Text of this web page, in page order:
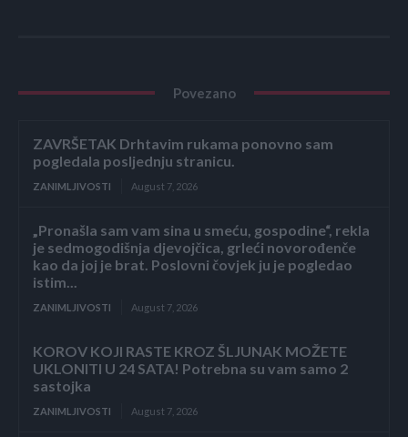
Povezano
ZAVRŠETAK Drhtavim rukama ponovno sam
pogledala posljednju stranicu.
ZANIMLJIVOSTI August 7, 2026
„Pronašla sam vam sina u smeću, gospodine“, rekla
je sedmogodišnja djevojčica, grleći novorođenče
kao da joj je brat. Poslovni čovjek ju je pogledao
istim...
ZANIMLJIVOSTI August 7, 2026
KOROV KOJI RASTE KROZ ŠLJUNAK MOŽETE
UKLONITI U 24 SATA! Potrebna su vam samo 2
sastojka
ZANIMLJIVOSTI August 7, 2026